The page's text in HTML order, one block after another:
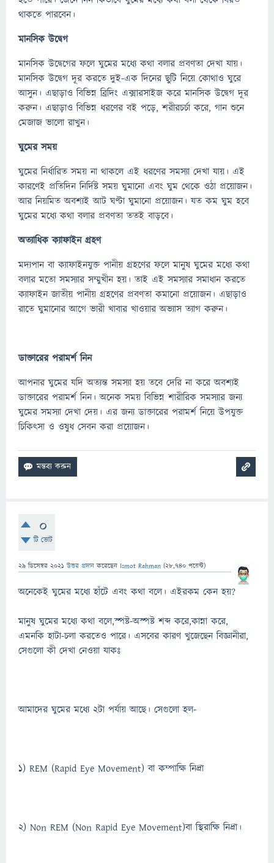
থাকতে পারবেন।
মানসিক উদ্বেগ
মানসিক উদ্বেগের ফলে ঘুমের মধ্যে কথা বলার প্রবণতা দেখা যায়।
মানসিক উদ্বেগ দূর করতে দুই-এক দিনের ছুটি নিয়ে কোথাও ঘুরে
আসুন। এছাড়াও বিভিন্ন ব্রিদিং এক্সারসাইজ করে মানসিক উদ্বেগ দূর
করুন। এছাড়াও বিভিন্ন ধরণের বই পড়ে, শরীরচর্চা করে, গান শুনে
মেজাজ ভালো রাখুন।
ঘুমের সময়
ঘুমের নির্ধারিত সময় না থাকলে এই ধরণের সমস্যা দেখা যায়। এই
কারণেই প্রতিদিন নির্দিষ্ট সময় ঘুমানো এবং ঘুম থেকে ওঠা প্রয়োজন।
আর নিয়মিত অবশ্যই আট ঘণ্টা ঘুমানো প্রয়োজন। যত কম ঘুম হবে
ঘুমের মধ্যে কথা বলার প্রবণতা ততই বাড়বে।
অত্যাধিক ক্যাফাইন গ্রহণ
মদ্যপান বা ক্যাফাইনযুক্ত পানীয় গ্রহণের ফলে মানুষ ঘুমের মধ্যে কথা
বলার মতো সমস্যার সম্মুখীন হয়। তাই এই সমস্যার সমাধান করতে
ক্যাফাইন জাতীয় পানীয় গ্রহণের প্রবণতা কমানো প্রয়োজন। এছাড়াও
রাতে ঘুমানোর আগে ভারী খাবার খাওয়ার অভ্যাস ত্যাগ করুন।
ডাক্তারের পরামর্শ নিন
আপনার ঘুমের যদি অত্যন্ত সমস্যা হয় তবে দেরি না করে অবশ্যই
ডাক্তারের পরামর্শ নিন। অনেক সময় বিভিন্ন শারীরিক সমস্যার জন্য
ঘুমের সমস্যা দেখা দেয়। এর জন্য ডাক্তারের পরামর্শ নিয়ে উপযুক্ত
চিকিৎসা ও ওষুধ সেবন করা প্রয়োজন।
0
টি ভোট
29 ডিসেম্বর 2021 উত্তর প্রদান করেছেন Ismot Rahman (28,740 পয়েন্ট)
অনেকেই ঘুমের মধ্যে হাঁটে এবং কথা বলে। এইরকম কেন হয়?
মানুষ ঘুমের মধ্যে কথা বলে,স্পষ্ট-অস্পষ্ট শব্দ করে,কান্না করে,
এমনকি হাটা-চলা করতেও পারে। এসবের কারণ খুজেছেন বিজ্ঞানীরা,
সেগুলো কী দেখা নেওয়া যাকঃ
আমাদের ঘুমের মধ্যে ২টা পর্যায় আছে। সেগুলো হল-
১) REM (Rapid Eye Movement) বা কম্পাক্ষি নিদ্রা
২) Non REM (Non Rapid Eye Movement)বা স্থিরাক্ষি নিদ্রা।